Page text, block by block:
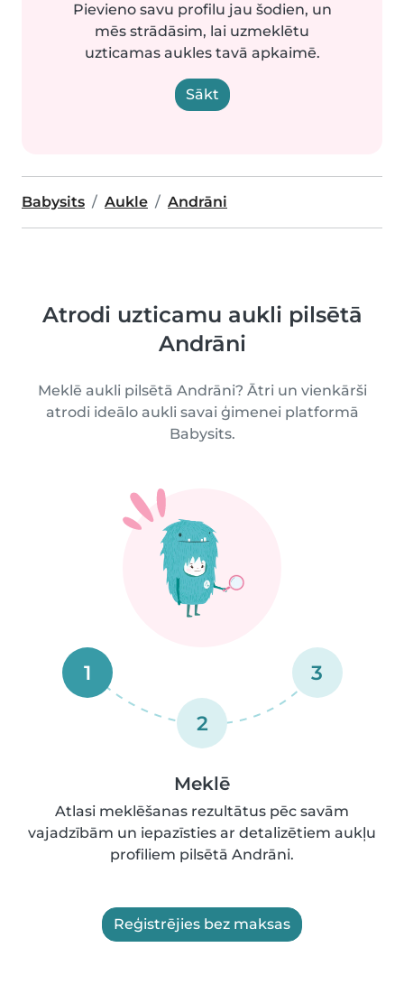
Pievieno savu profilu jau šodien, un
mēs strādāsim, lai uzmeklētu
uzticamas aukles tavā apkaimē.
Sākt
Babysits Aukle Andrāni
Atrodi uzticamu aukli pilsētā
Andrāni
Meklē aukli pilsētā Andrāni? Ātri un vienkārši
atrodi ideālo aukli savai ģimenei platformā
Babysits.
1
2
3
Meklē
Atlasi meklēšanas rezultātus pēc savām
vajadzībām un iepazīsties ar detalizētiem aukļu
profiliem pilsētā Andrāni.
Reģistrējies bez maksas